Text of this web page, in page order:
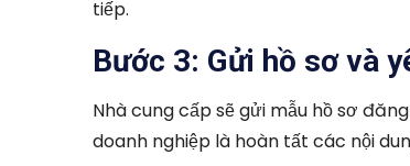
tiếp.
Bước 3: Gửi hồ sơ và
Nhà cung cấp sẽ gửi mẫu hồ sơ
doanh nghiệp là hoàn tất các nội